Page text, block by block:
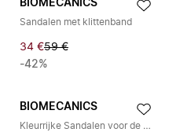
BIOMECANICS
Sandalen met klittenband
34 €59 €
-42%
BIOMECANICS
Kleurrijke Sandalen voor de Zomer